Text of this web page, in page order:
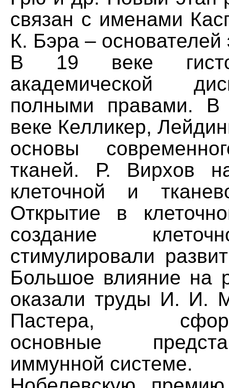
связан с именами
К. Бэра – основателей
В 19 веке
академической
полными правами. В
веке Келликер,
основы
тканей. Р. Вирхов
клеточной и
Открытие в
создание
стимулировали
Большое влияние на
оказали труды И. И.
Пастера,
основные
иммунной системе.